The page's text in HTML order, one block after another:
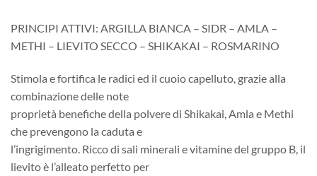
PRINCIPI ATTIVI: ARGILLA BIANCA – SIDR – AMLA –
METHI – LIEVITO SECCO – SHIKAKAI – ROSMARINO
Stimola e fortifica le radici ed il cuoio capelluto, grazie alla
combinazione delle note
proprietà benefiche della polvere di Shikakai, Amla e Methi
che prevengono la caduta e
l’ingrigimento. Ricco di sali minerali e vitamine del gruppo B, il
lievito è l’alleato perfetto per